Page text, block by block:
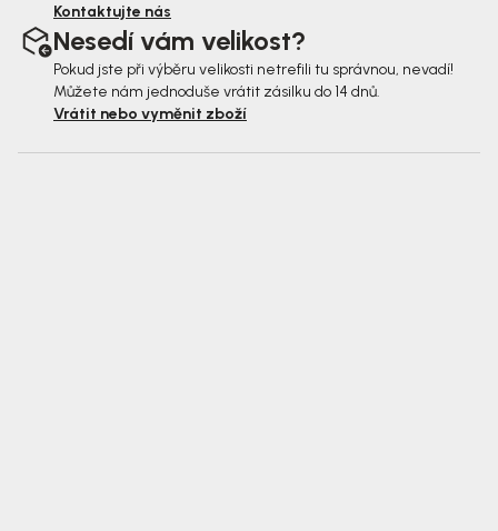
Kontaktujte nás
Nesedí vám velikost?
Pokud jste při výběru velikosti netrefili tu správnou, nevadí!
Můžete nám jednoduše vrátit zásilku do 14 dnů.
Vrátit nebo vyměnit zboží